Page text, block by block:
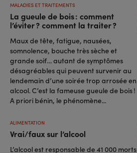
La gueule de bois : comment
l’éviter ? comment la traiter ?
MALADIES ET TRAITEMENTS
Maux de tête, fatigue, nausées,
somnolence, bouche très sèche et
grande soif… autant de symptômes
désagréables qui peuvent survenir au
lendemain d’une soirée trop arrosée en
alcool. C’est la fameuse gueule de bois !
A priori bénin, le phénomène...
Vrai/faux sur l’alcool
ALIMENTATION
L’alcool est responsable de 41 000 morts